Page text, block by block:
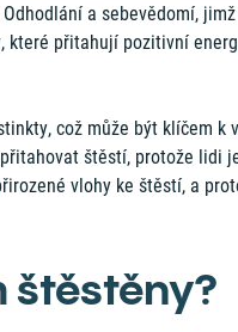
a sebevědomí,
které přitahují pozitivní
což může být klíčem k
štěstí, protože lidi
vlohy ke štěstí, a
štěstěny?